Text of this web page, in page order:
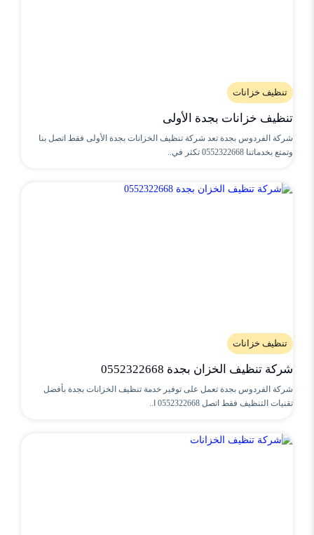
تنظيف خزانات
تنظيف خزانات بجدة الأولى
شركة الفردوس بجدة تعد شركة تنظيف الخزانات بجدة الأولى فقط اتصل بنا
وتمتع بخدماتنا 0552322668 تكثر في..
تنظيف خزانات
شركة تنظيف الخزان بجدة 0552322668
شركة الفردوس بجدة تعمل على توفير خدمة تنظيف الخزانات بجدة بأفضل
تقنيات التنظيف فقط اتصل 0552322668 ا..